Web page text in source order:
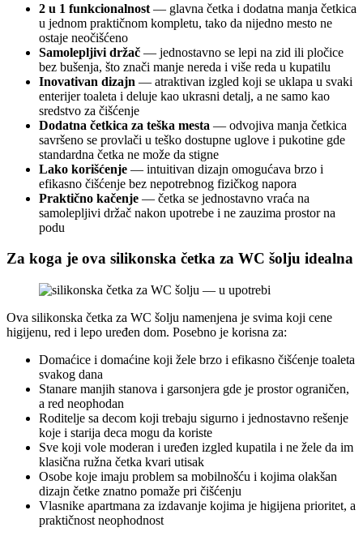
2 u 1 funkcionalnost — glavna četka i dodatna manja četkica
u jednom praktičnom kompletu, tako da nijedno mesto ne
ostaje neočišćeno
Samolepljivi držač — jednostavno se lepi na zid ili pločice
bez bušenja, što znači manje nereda i više reda u kupatilu
Inovativan dizajn — atraktivan izgled koji se uklapa u svaki
enterijer toaleta i deluje kao ukrasni detalj, a ne samo kao
sredstvo za čišćenje
Dodatna četkica za teška mesta — odvojiva manja četkica
savršeno se provlači u teško dostupne uglove i pukotine gde
standardna četka ne može da stigne
Lako korišćenje — intuitivan dizajn omogućava brzo i
efikasno čišćenje bez nepotrebnog fizičkog napora
Praktično kačenje — četka se jednostavno vraća na
samolepljivi držač nakon upotrebe i ne zauzima prostor na
podu
Za koga je ova silikonska četka za WC šolju idealna
Ova silikonska četka za WC šolju namenjena je svima koji cene
higijenu, red i lepo uređen dom. Posebno je korisna za:
Domaćice i domaćine koji žele brzo i efikasno čišćenje toaleta
svakog dana
Stanare manjih stanova i garsonjera gde je prostor ograničen,
a red neophodan
Roditelje sa decom koji trebaju sigurno i jednostavno rešenje
koje i starija deca mogu da koriste
Sve koji vole moderan i uređen izgled kupatila i ne žele da im
klasična ružna četka kvari utisak
Osobe koje imaju problem sa mobilnošću i kojima olakšan
dizajn četke znatno pomaže pri čišćenju
Vlasnike apartmana za izdavanje kojima je higijena prioritet, a
praktičnost neophodnost